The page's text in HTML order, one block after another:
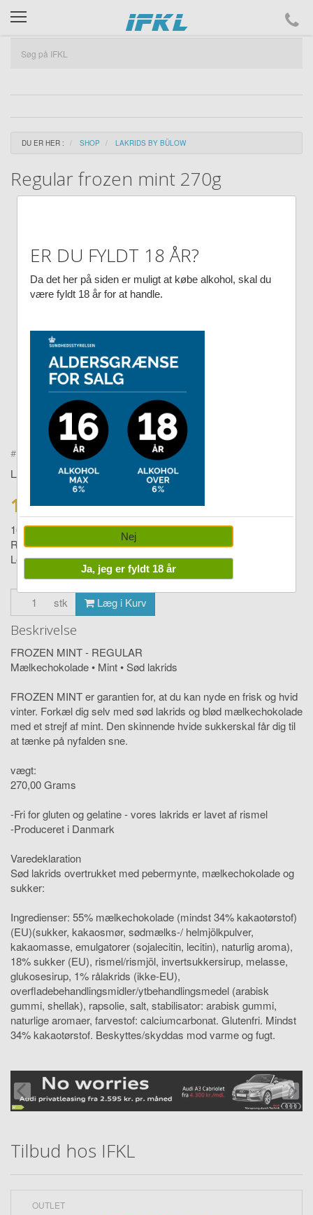
ifkl
DU ER HER : SHOP LAKRIDS BY BÜLOW
Regular frozen mint 270g
Double tap to zoom
# 27501304
LAKRIDS BY BÜLOW
139,00 DKK
165,00
Regular frozen mint 270g
Levering:1-4 dage
stk Læg i Kurv
Beskrivelse
FROZEN MINT - REGULAR
Mælkechokolade • Mint • Sød lakrids
FROZEN MINT er garantien for, at du kan nyde en frisk og hvid
vinter. Forkæl dig selv med sød lakrids og blød mælkechokolade
med et strejf af mint. Den skinnende hvide sukkerskal får dig til
at tænke på nyfalden sne.
vægt:
270,00 Grams
-Fri for gluten og gelatine - vores lakrids er lavet af rismel
-Produceret i Danmark
Varedeklaration
Sød lakrids overtrukket med pebermynte, mælkechokolade og
sukker:
Ingredienser: 55% mælkechokolade (mindst 34% kakaotørstof)
(EU)(sukker, kakaosmør, sødmælks-/ helmjölkpulver,
kakaomasse, emulgatorer (sojalecitin, lecitin), naturlig aroma),
18% sukker (EU), rismel/rismjöl, invertsukkersirup, melasse,
glukosesirup, 1% rålakrids (ikke-EU),
overfladebehandlingsmidler/ytbehandlingsmedel (arabisk
gummi, shellak), rapsolie, salt, stabilisator: arabisk gummi,
naturlige aromaer, farvestof: calciumcarbonat. Glutenfri. Mindst
34% kakaotørstof. Beskyttes/skyddas mod varme og fugt.
Tilbud hos IFKL
OUTLET
ER DU FYLDT 18 ÅR?
Da det her på siden er muligt at købe alkohol, skal du
være fyldt 18 år for at handle.
Nej
Ja, jeg er fyldt 18 år